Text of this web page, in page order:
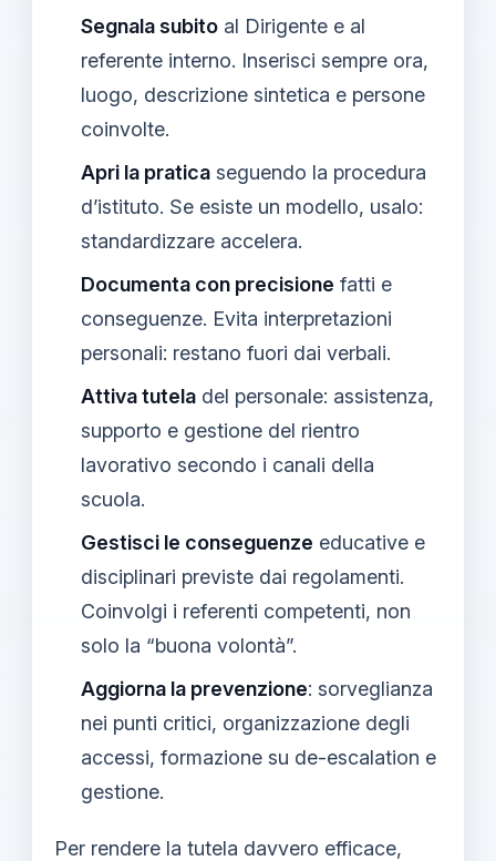
Segnala subito al Dirigente e al
referente interno. Inserisci sempre ora,
luogo, descrizione sintetica e persone
coinvolte.
Apri la pratica seguendo la procedura
d’istituto. Se esiste un modello, usalo:
standardizzare accelera.
Documenta con precisione fatti e
conseguenze. Evita interpretazioni
personali: restano fuori dai verbali.
Attiva tutela del personale: assistenza,
supporto e gestione del rientro
lavorativo secondo i canali della
scuola.
Gestisci le conseguenze educative e
disciplinari previste dai regolamenti.
Coinvolgi i referenti competenti, non
solo la “buona volontà”.
Aggiorna la prevenzione: sorveglianza
nei punti critici, organizzazione degli
accessi, formazione su de-escalation e
gestione.
Per rendere la tutela davvero efficace,